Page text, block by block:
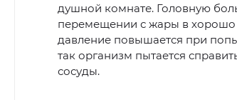
душной комнате. Головную
перемещении с жары в
давление повышается при
так организм пытается
сосуды.